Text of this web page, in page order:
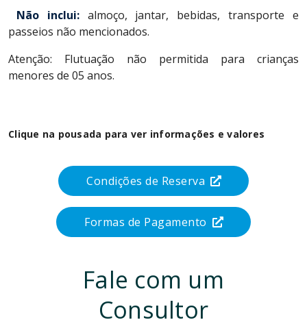
Não inclui: almoço, jantar, bebidas, transporte e
passeios não mencionados.
Atenção: Flutuação não permitida para crianças
menores de 05 anos.
Clique na pousada para ver informações e valores
Condições de Reserva
Formas de Pagamento
Fale com um
Consultor